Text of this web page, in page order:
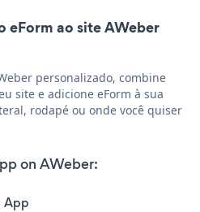
ao site AWeber
personalizado, combine
site e adicione eForm à sua
rodapé ou onde você quiser
on AWeber:
App